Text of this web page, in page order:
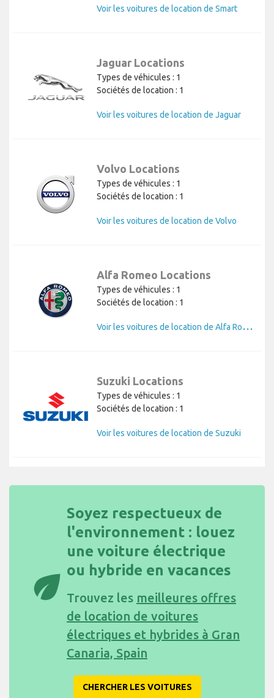
Voir les voitures de location de Smart
Jaguar Locations
Types de véhicules : 1
Sociétés de location : 1
Voir les voitures de location de Jaguar
Volvo Locations
Types de véhicules : 1
Sociétés de location : 1
Voir les voitures de location de Volvo
Alfa Romeo Locations
Types de véhicules : 1
Sociétés de location : 1
V
oir les voitures de location de Alfa Romeo
Suzuki Locations
Types de véhicules : 1
Sociétés de location : 1
Voir les voitures de location de Suzuki
eco
Soyez respectueux de
l'environnement : louez
une voiture électrique
ou hybride en vacances
Trouvez les meilleures offres
de location de voitures
électriques et hybrides à Gran
Canaria, Spain
CHERCHER LES VOITURES